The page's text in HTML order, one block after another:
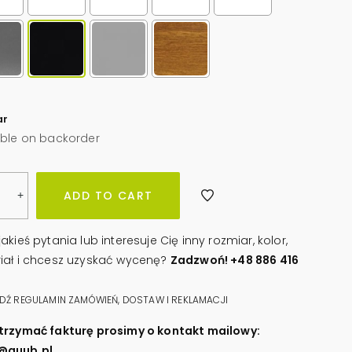
on backorder
+ ADD TO CART
pytania lub interesuje Cię inny rozmiar, kolor,
i chcesz uzyskać wycenę? Zadzwoń! +48 886 416
REGULAMIN ZAMÓWIEŃ, DOSTAW I REKLAMACJI
fakturę prosimy o kontakt mailowy: